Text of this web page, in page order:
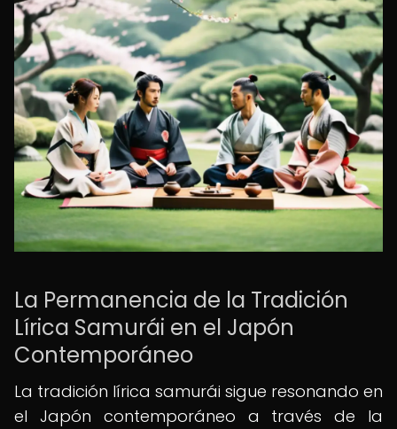
La Permanencia de la Tradición
Lírica Samurái en el Japón
Contemporáneo
La tradición lírica samurái sigue resonando en
el Japón contemporáneo a través de la